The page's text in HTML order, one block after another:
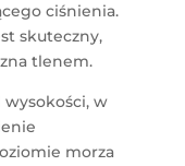
ciśnienia.
skuteczny,
tlenem.
wysokości, w
morza